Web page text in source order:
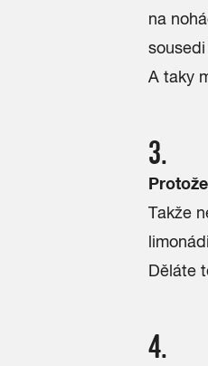
na
A taky
3.
Takže
Děláte
4.